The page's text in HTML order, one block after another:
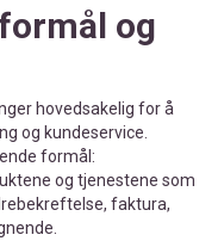
og
hovedsakelig for å
og kundeservice.
formål:
og tjenestene som
faktura,